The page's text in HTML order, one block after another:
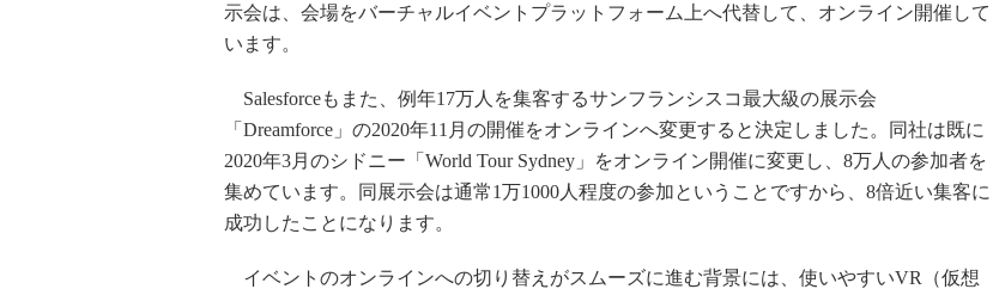
示会は、会場をバーチャルイベントプラットフォーム上へ代替して、オンライン開催して
います。
Salesforceもまた、例年17万人を集客するサンフランシスコ最大級の展示会
「Dreamforce」の2020年11月の開催をオンラインへ変更すると決定しました。同社は既に
2020年3月のシドニー「World Tour Sydney」をオンライン開催に変更し、8万人の参加者を
集めています。同展示会は通常1万1000人程度の参加ということですから、8倍近い集客に
成功したことになります。
イベントのオンラインへの切り替えがスムーズに進む背景には、使いやすいVR（仮想